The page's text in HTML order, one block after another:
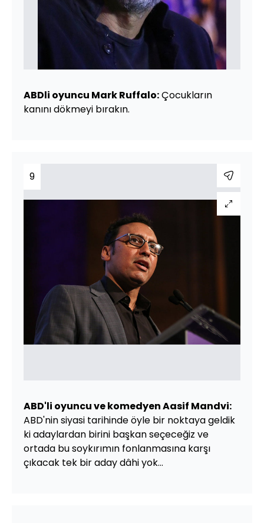
ABDli oyuncu Mark Ruffalo:Çocukların
kanını dökmeyi bırakın.
9
ABD'li oyuncu ve komedyen Aasif Mandvi:
ABD'nin siyasi tarihinde öyle bir noktaya geldik
ki adaylardan birini başkan seçeceğiz ve
ortada bu soykırımın fonlanmasına karşı
çıkacak tek bir aday dâhi yok...